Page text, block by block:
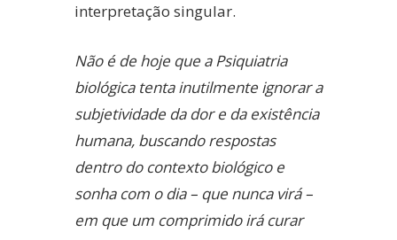
interpretação singular.
Não é de hoje que a Psiquiatria
biológica tenta inutilmente ignorar a
subjetividade da dor e da existência
humana, buscando respostas
dentro do contexto biológico e
sonha com o dia – que nunca virá –
em que um comprimido irá curar